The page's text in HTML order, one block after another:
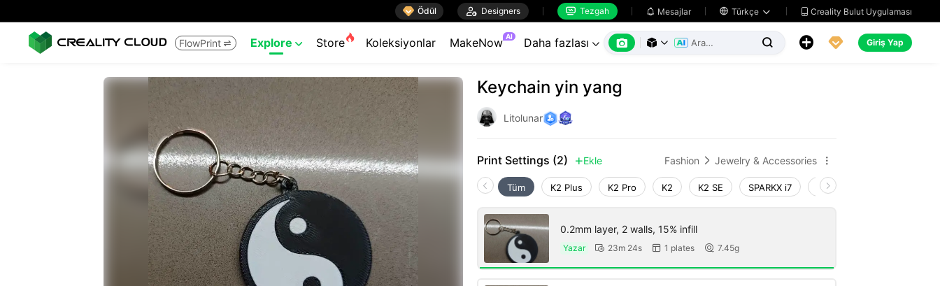
 Ödül  Designers  Tezgah  Mesajlar  Türkçe   Creality Bulut Uygulaması
FlowPrint  Explore  Store Koleksiyonlar MakeNow AI Daha fazlası        Giriş Yap
Keychain yin yang
Litolunar
Print Settings (2)  Ekle Fashion  Jewelry & Accessories 
Tüm K2 Plus K2 Pro K2 K2 SE SPARKX i7 Creality Hi
0.2mm layer, 2 walls, 15% infill
Yazar  23m 24s  1 plates  7.45g